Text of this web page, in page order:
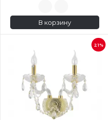
В корзину
21%